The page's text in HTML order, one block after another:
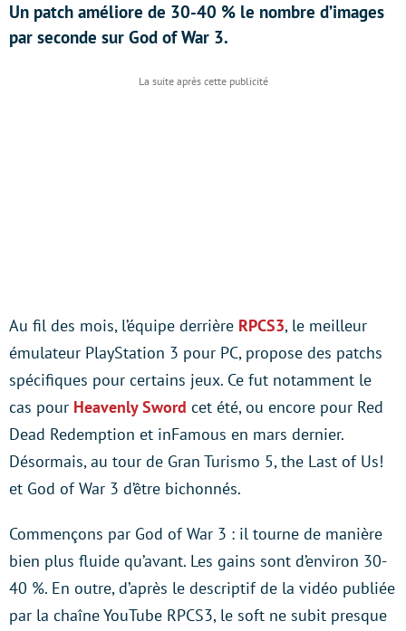
Un patch améliore de 30-40 % le nombre d’images
par seconde sur God of War 3.
Au fil des mois, l’équipe derrière RPCS3, le meilleur
émulateur PlayStation 3 pour PC, propose des patchs
spécifiques pour certains jeux. Ce fut notamment le
cas pour Heavenly Sword cet été, ou encore pour Red
Dead Redemption et inFamous en mars dernier.
Désormais, au tour de Gran Turismo 5, the Last of Us!
et God of War 3 d’être bichonnés.
Commençons par God of War 3 : il tourne de manière
bien plus fluide qu’avant. Les gains sont d’environ 30-
40 %. En outre, d’après le descriptif de la vidéo publiée
par la chaîne YouTube RPCS3, le soft ne subit presque